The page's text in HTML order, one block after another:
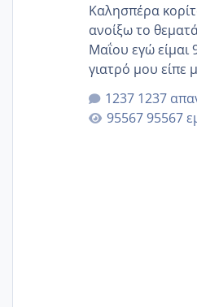
Καλησπέρα
ανοίξω το
Μαΐου εγώ είμαι 9 εβδ σήμερα πήγα
γιατρό μου είπε
κλείσω ραντεβού
καμιά άλλη
1237
95567